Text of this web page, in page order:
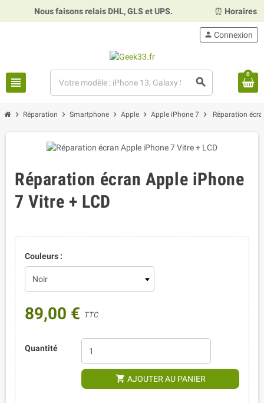
Nous faisons relais DHL, GLS et UPS. Horaires :Mardi,
view_headline search
person Connexion
0
chevron_right Réparation chevron_right Smartphone chevron_right Apple chevron_right Apple iPhone 7 chevron_right Réparation
Réparation écran Apple iPhone
7 Vitre + LCD
Couleurs :
89,00 € TTC
Quantité
shopping_cart AJOUTER AU PANIER